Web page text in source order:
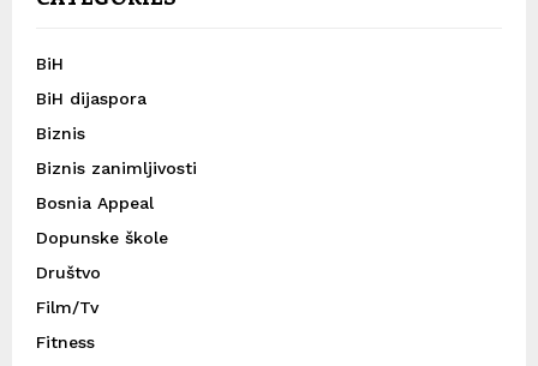
BiH
BiH dijaspora
Biznis
Biznis zanimljivosti
Bosnia Appeal
Dopunske škole
Društvo
Film/Tv
Fitness